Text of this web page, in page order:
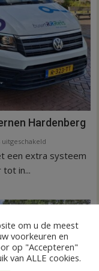
Hardenberg
uitgeschakeld
Nieuw
alle
Hardenberg
een extra systeem
in...
om u de meest
voorkeuren en
op "Accepteren"
van ALLE cookies.